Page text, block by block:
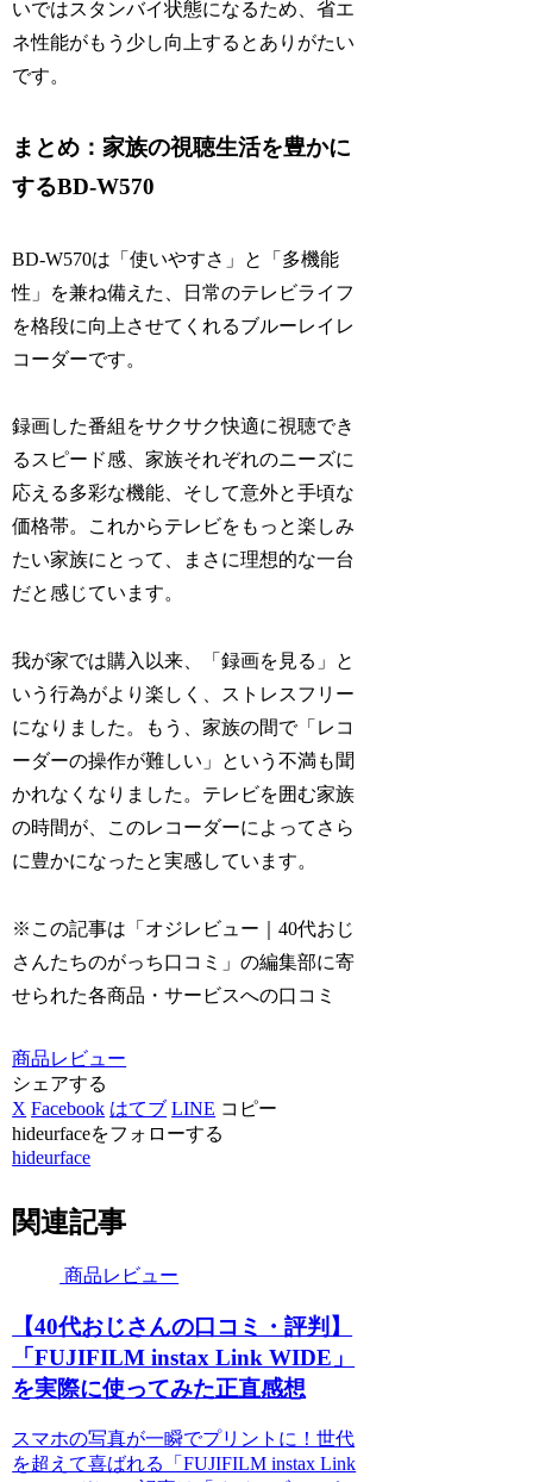
いではスタンバイ状態になるため、省エ
ネ性能がもう少し向上するとありがたい
です。
まとめ：家族の視聴生活を豊かに
するBD-W570
BD-W570は「使いやすさ」と「多機能
性」を兼ね備えた、日常のテレビライフ
を格段に向上させてくれるブルーレイレ
コーダーです。
録画した番組をサクサク快適に視聴でき
るスピード感、家族それぞれのニーズに
応える多彩な機能、そして意外と手頃な
価格帯。これからテレビをもっと楽しみ
たい家族にとって、まさに理想的な一台
だと感じています。
我が家では購入以来、「録画を見る」と
いう行為がより楽しく、ストレスフリー
になりました。もう、家族の間で「レコ
ーダーの操作が難しい」という不満も聞
かれなくなりました。テレビを囲む家族
の時間が、このレコーダーによってさら
に豊かになったと実感しています。
※この記事は「オジレビュー｜40代おじ
さんたちのがっち口コミ」の編集部に寄
せられた各商品・サービスへの口コミ
商品レビュー
シェアする
X Facebook はてブ LINE コピー
hideurfaceをフォローする
hideurface
関連記事
商品レビュー
【40代おじさんの口コミ・評判】
「FUJIFILM instax Link WIDE」
を実際に使ってみた正直感想
スマホの写真が一瞬でプリントに！世代
を超えて喜ばれる「FUJIFILM instax Link